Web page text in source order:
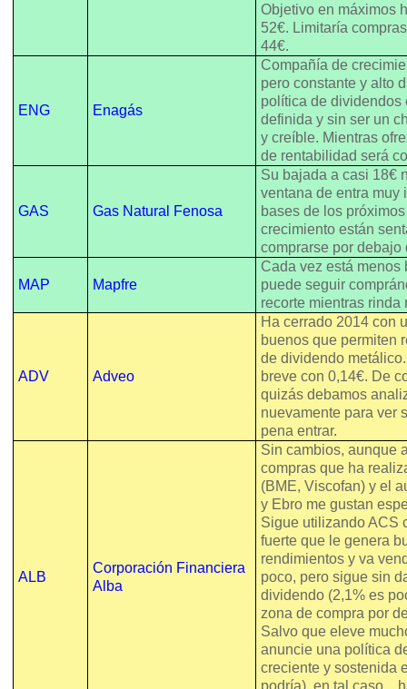
Objetivo en máximos
52€. Limitaría
44€.
ENG Enagás
Compañía de
pero constante y alto
política de dividendos
definida y sin ser un
y creíble. Mientras
de rentabilidad será
GAS Gas Natural Fenosa
Su bajada a casi 18€
ventana de entra muy
bases de los
crecimiento están
comprarse por debajo
MAP Mapfre
Cada vez está menos
puede seguir
recorte mientras rinda
ADV Adveo
Ha cerrado 2014 con
buenos que permiten
de dividendo
breve con 0,14€. De
quizás debamos
nuevamente para ver
pena entrar.
ALB
Corporación Financiera
Alba
Sin cambios, aunque
compras que ha
(BME, Viscofan) y el
y Ebro me gustan
Sigue utilizando ACS
fuerte que le genera
rendimientos y va
poco, pero sigue sin
dividendo (2,1% es
zona de compra por
Salvo que eleve
anuncie una política
creciente y sostenida
podría), en tal caso...